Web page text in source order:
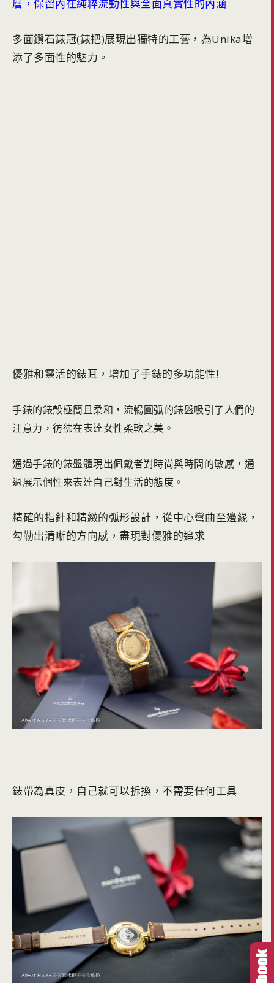
層， 保留內在純粹流動性與全面真實性的內涵
多面鑽石錶冠(錶把)展現出獨特的工藝， 為Unika增
添了多面性的魅力。
優雅和靈活的錶耳， 增加了手錶的多功能性!
手錶的錶殼極簡且柔和，流暢圓弧的錶盤吸引了人們的
注意力，彷彿在表達女性柔軟之美。
通過手錶的錶盤體現出佩戴者對時尚與時間的敏感， 通
過展示個性來表達自己對生活的態度。
精確的指針和精緻的弧形設計，從中心彎曲至邊緣，
勾勒出清晰的方向感，盡現對優雅的追求
錶帶為真皮，自己就可以拆換，不需要任何工具